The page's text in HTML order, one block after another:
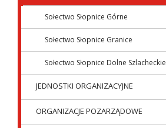
Sołectwo Słopnice Górne
Sołectwo Słopnice Granice
Sołectwo Słopnice Dolne Szlacheckie
JEDNOSTKI ORGANIZACYJNE
ORGANIZACJE POZARZĄDOWE